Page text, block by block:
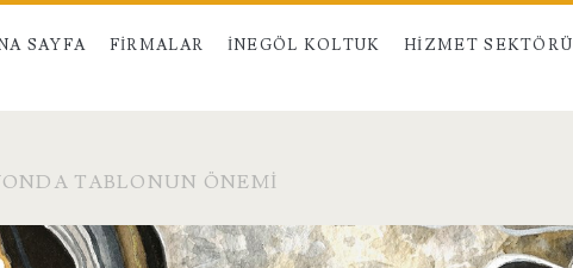
SAYFA FIRMALAR İNEGÖL KOLTUK HIZMET SEKTÖRÜ
TABLONUN ÖNEMI